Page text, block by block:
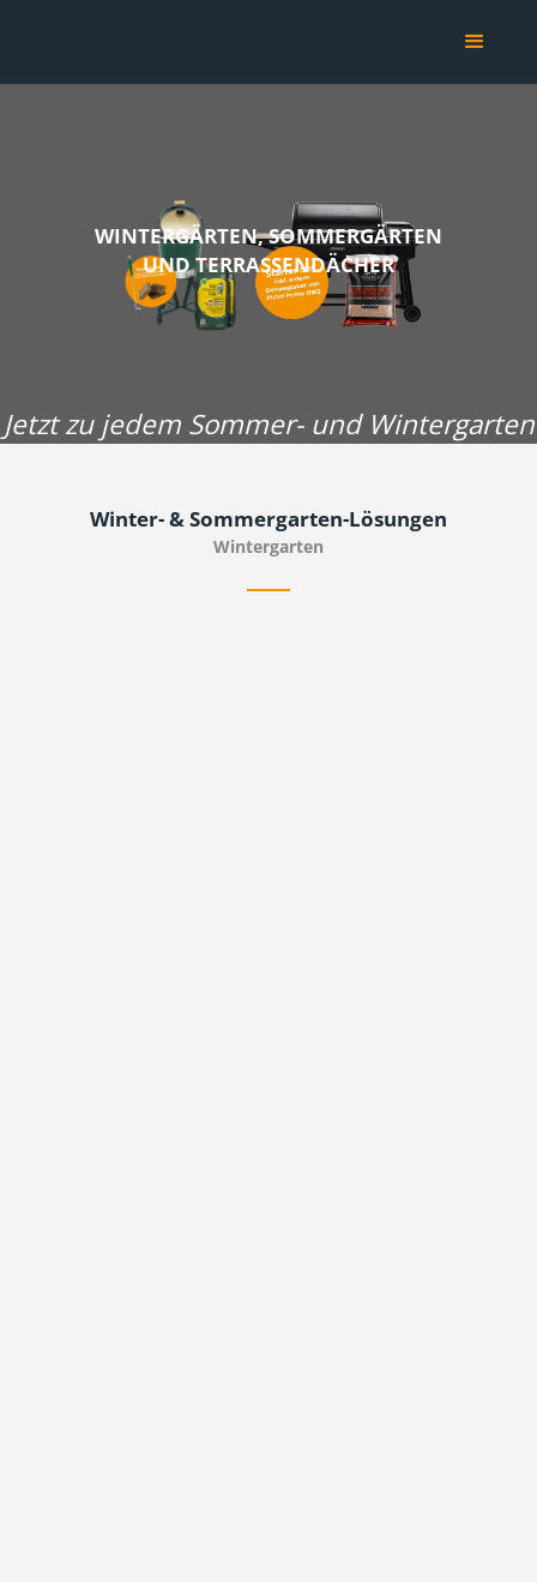
WINTERGÄRTEN, SOMMERGÄRTEN
UND TERRASSENDÄCHER
Jetzt zu jedem Sommer- und Wintergarten
Winter- & Sommergarten-Lösungen
Wintergarten